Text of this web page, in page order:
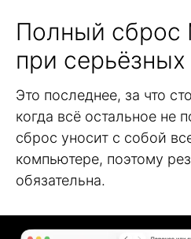
Полный сброс
при
Это последнее, за что
когда всё остальное не
сброс уносит с собой
компьютере, поэтому
обязательна.